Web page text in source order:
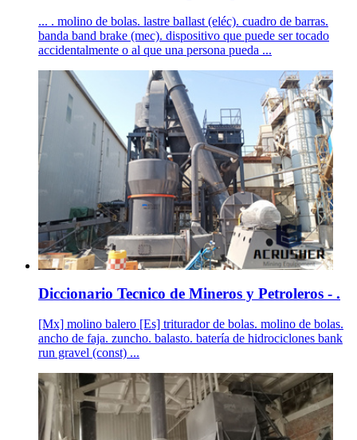
... . molino de bolas. lastre ballast (eléc). cuadro de barras.
banda band brake (mec). dispositivo que puede ser tocado
accidentalmente o al que una persona pueda ...
Diccionario Tecnico de Mineros y Petroleros - .
[Mx] molino balero [Es] triturador de bolas. molino de bolas.
ancho de faja. zuncho. balasto. batería de hidrociclones bank
run gravel (const) ...